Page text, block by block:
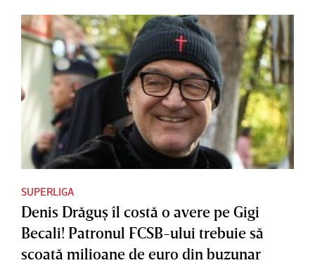
SUPERLIGA
Denis Drăguş îl costă o avere pe Gigi
Becali! Patronul FCSB-ului trebuie să
scoată milioane de euro din buzunar